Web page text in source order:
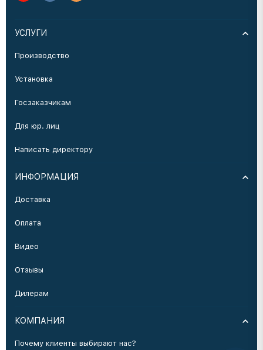
УСЛУГИ
Производство
Установка
Госзаказчикам
Для юр. лиц
Написать директору
ИНФОРМАЦИЯ
Доставка
Оплата
Видео
Отзывы
Дилерам
КОМПАНИЯ
Почему клиенты выбирают нас?